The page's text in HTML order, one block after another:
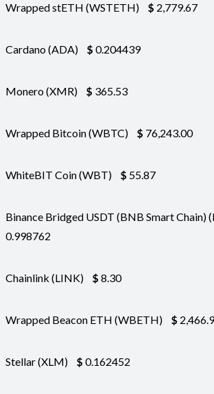
Wrapped stETH (WSTETH) $ 2,779.67
Cardano (ADA) $ 0.204439
Monero (XMR) $ 365.53
Wrapped Bitcoin (WBTC) $ 76,243.00
WhiteBIT Coin (WBT) $ 55.87
Binance Bridged USDT (BNB Smart Chain)
0.998762
Chainlink (LINK) $ 8.30
Wrapped Beacon ETH (WBETH) $
Stellar (XLM) $ 0.162452